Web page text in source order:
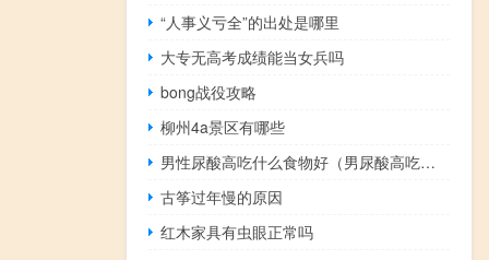
“人事义亏全”的出处是哪里
大专无高考成绩能当女兵吗
bong战役攻略
柳州4a景区有哪些
男性尿酸高吃什么食物好（男尿酸高吃什么食物好）
古筝过年慢的原因
红木家具有虫眼正常吗